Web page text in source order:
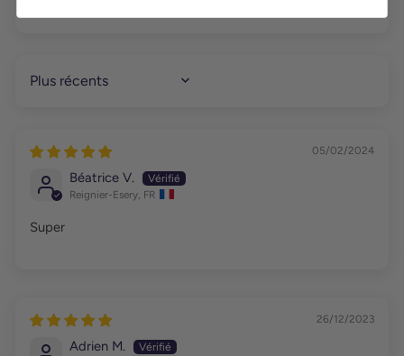
SORT BY
05/02/2024
Béatrice V.
Reignier-Esery, FR
Super
26/12/2023
Adrien M.